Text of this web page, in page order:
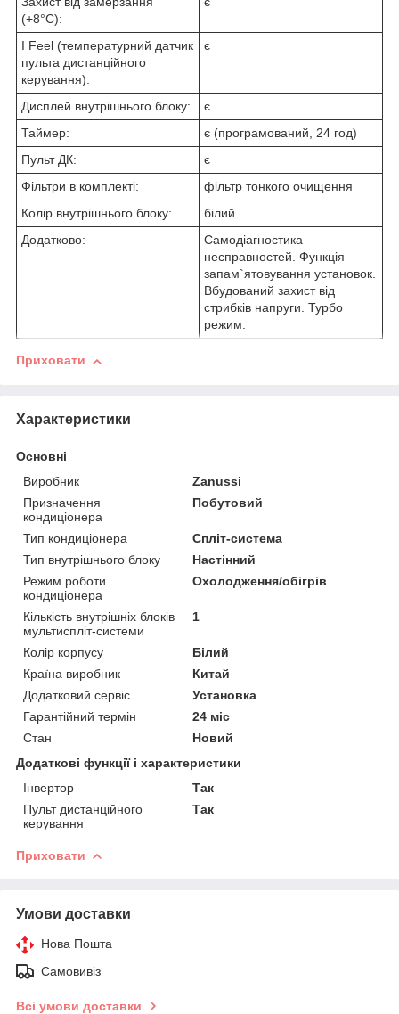
(+8°C):
I Feel (температурний датчик
пульта дистанційного
керування):
є
Дисплей внутрішнього блоку:
є
Таймер:
є (програмований, 24 год)
Пульт ДК:
є
Фільтри в комплекті:
фільтр тонкого очищення
Колір внутрішнього блоку:
білий
Додатково:
Самодіагностика
несправностей. Функція
запам`ятовування установок.
Вбудований захист від
стрибків напруги. Турбо
режим.
Приховати
Характеристики
Основні
Виробник
Zanussi
Призначення
кондиціонера
Побутовий
Тип кондиціонера
Спліт-система
Тип внутрішнього блоку
Настінний
Режим роботи
кондиціонера
Охолодження/обігрів
Кількість внутрішніх блоків
мультиспліт-системи
1
Колір корпусу
Білий
Країна виробник
Китай
Додатковий сервіс
Установка
Гарантійний термін
24 міс
Стан
Новий
Додаткові функції і характеристики
Інвертор
Так
Пульт дистанційного
керування
Так
Приховати
Умови доставки
Нова Пошта
Самовивіз
Всі умови доставки